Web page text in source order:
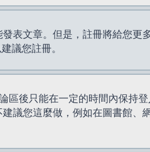
表文章。但是，註冊將給您
議您註冊。
區後只能在一定的時間內保持
議您這麼做，例如在圖書館